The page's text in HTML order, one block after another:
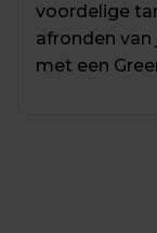
voordelige
afronden
met een